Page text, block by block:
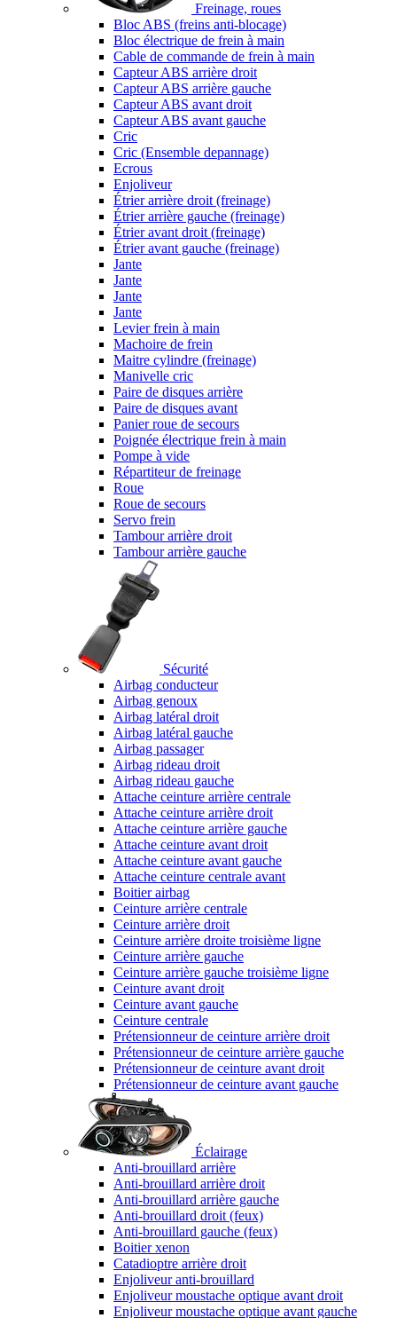
Freinage, roues
Bloc ABS (freins anti-blocage)
Bloc électrique de frein à main
Cable de commande de frein à main
Capteur ABS arrière droit
Capteur ABS arrière gauche
Capteur ABS avant droit
Capteur ABS avant gauche
Cric
Cric (Ensemble depannage)
Ecrous
Enjoliveur
Étrier arrière droit (freinage)
Étrier arrière gauche (freinage)
Étrier avant droit (freinage)
Étrier avant gauche (freinage)
Jante
Jante
Jante
Jante
Levier frein à main
Machoire de frein
Maitre cylindre (freinage)
Manivelle cric
Paire de disques arrière
Paire de disques avant
Panier roue de secours
Poignée électrique frein à main
Pompe à vide
Répartiteur de freinage
Roue
Roue de secours
Servo frein
Tambour arrière droit
Tambour arrière gauche
Sécurité
Airbag conducteur
Airbag genoux
Airbag latéral droit
Airbag latéral gauche
Airbag passager
Airbag rideau droit
Airbag rideau gauche
Attache ceinture arrière centrale
Attache ceinture arrière droit
Attache ceinture arrière gauche
Attache ceinture avant droit
Attache ceinture avant gauche
Attache ceinture centrale avant
Boitier airbag
Ceinture arrière centrale
Ceinture arrière droit
Ceinture arrière droite troisième ligne
Ceinture arrière gauche
Ceinture arrière gauche troisième ligne
Ceinture avant droit
Ceinture avant gauche
Ceinture centrale
Prétensionneur de ceinture arrière droit
Prétensionneur de ceinture arrière gauche
Prétensionneur de ceinture avant droit
Prétensionneur de ceinture avant gauche
Éclairage
Anti-brouillard arrière
Anti-brouillard arrière droit
Anti-brouillard arrière gauche
Anti-brouillard droit (feux)
Anti-brouillard gauche (feux)
Boitier xenon
Catadioptre arrière droit
Enjoliveur anti-brouillard
Enjoliveur moustache optique avant droit
Enjoliveur moustache optique avant gauche